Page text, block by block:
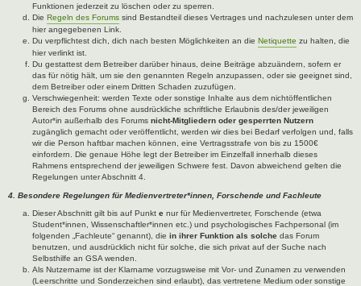
Funktionen jederzeit zu löschen oder zu sperren.
Die Regeln des Forums sind Bestandteil dieses Vertrages und nachzulesen unter dem
hier angegebenen Link.
Du verpflichtest dich, dich nach besten Möglichkeiten an die Netiquette zu halten, die
hier verlinkt ist.
Du gestattest dem Betreiber darüber hinaus, deine Beiträge abzuändern, sofern er
das für nötig hält, um sie den genannten Regeln anzupassen, oder sie geeignet sind,
dem Betreiber oder einem Dritten Schaden zuzufügen.
Verschwiegenheit: werden Texte oder sonstige Inhalte aus dem nichtöffentlichen
Bereich des Forums ohne ausdrückliche schriftliche Erlaubnis des/der jeweiligen
Autor*in außerhalb des Forums nicht-Mitgliedern oder gesperrten Nutzern
zugänglich gemacht oder veröffentlicht, werden wir dies bei Bedarf verfolgen und, falls
wir die Person haftbar machen können, eine Vertragsstrafe von bis zu 1500€
einfordern. Die genaue Höhe legt der Betreiber im Einzelfall innerhalb dieses
Rahmens entsprechend der jeweiligen Schwere fest. Davon abweichend gelten die
Regelungen unter Abschnitt 4.
4. Besondere Regelungen für Medienvertreter*innen, Forschende und Fachleute
Dieser Abschnitt gilt bis auf Punkt e nur für Medienvertreter, Forschende (etwa
Student*innen, Wissenschaftler*innen etc.) und psychologisches Fachpersonal (im
folgenden „Fachleute“ genannt), die in ihrer Funktion als solche das Forum
benutzen, und ausdrücklich nicht für solche, die sich privat auf der Suche nach
Selbsthilfe an GSA wenden.
Als Nutzername ist der Klarname vorzugsweise mit Vor- und Zunamen zu verwenden
(Leerschritte und Sonderzeichen sind erlaubt), das vertretene Medium oder sonstige